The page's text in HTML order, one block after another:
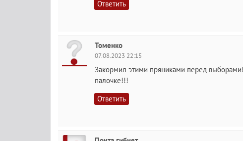
Ответить
Томенко
07.08.2023 22:15
Закормил этими пряниками перед
палочке!!!
Ответить